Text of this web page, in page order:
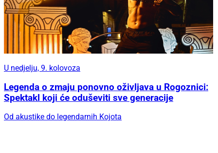
U nedjelju, 9. kolovoza
Legenda o zmaju ponovno oživljava u Rogoznici:
Spektakl koji će oduševiti sve generacije
Od akustike do legendarnih Kojota